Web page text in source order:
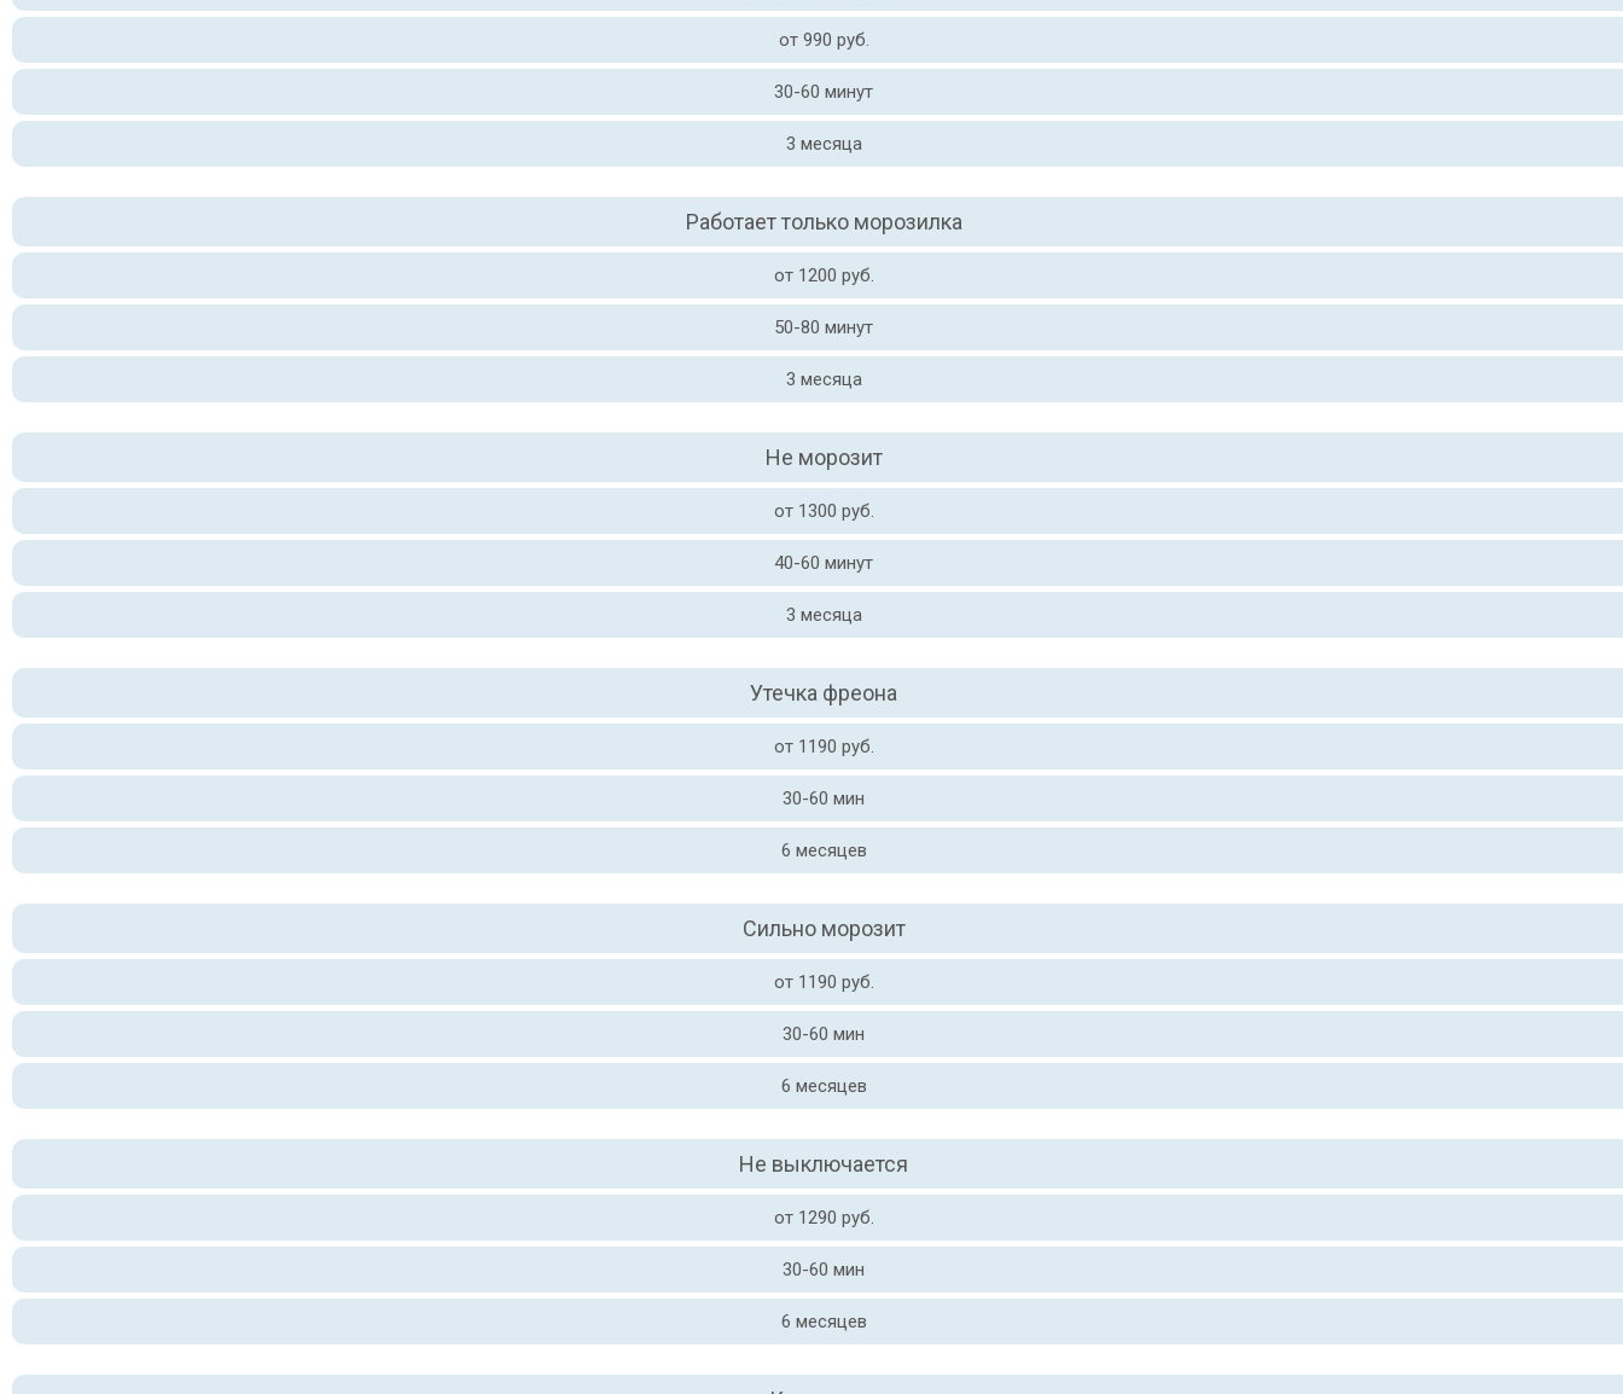
от 990 руб.
30-60 минут
3 месяца
Работает только морозилка
от 1200 руб.
50-80 минут
3 месяца
Не морозит
от 1300 руб.
40-60 минут
3 месяца
Утечка фреона
от 1190 руб.
30-60 мин
6 месяцев
Сильно морозит
от 1190 руб.
30-60 мин
6 месяцев
Не выключается
от 1290 руб.
30-60 мин
6 месяцев